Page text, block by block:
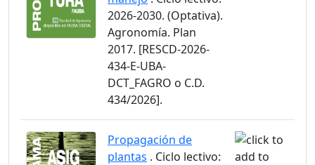
2026-2030. (Optativa).
Agronomía. Plan
2017. [RESCD-2026-
434-E-UBA-
DCT_FAGRO o C.D.
434/2026].
Propagación de
plantas . Ciclo lectivo: